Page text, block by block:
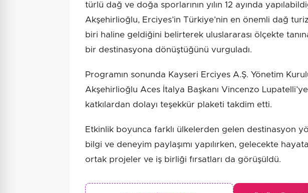
türlü dağ ve doğa sporlarının yılın 12 ayında
Akşehirlioğlu, Erciyes’in Türkiye’nin en önemli dağ
biri haline geldiğini belirterek uluslararası ölçekte
bir destinasyona dönüştüğünü vurguladı.
Programın sonunda Kayseri Erciyes A.Ş. Yönetim
Akşehirlioğlu Aces İtalya Başkanı Vincenzo
katkılardan dolayı teşekkür plaketi takdim etti.
Etkinlik boyunca farklı ülkelerden gelen destinasyon
bilgi ve deneyim paylaşımı yapılırken, gelecekte
ortak projeler ve iş birliği fırsatları da görüşüldü.